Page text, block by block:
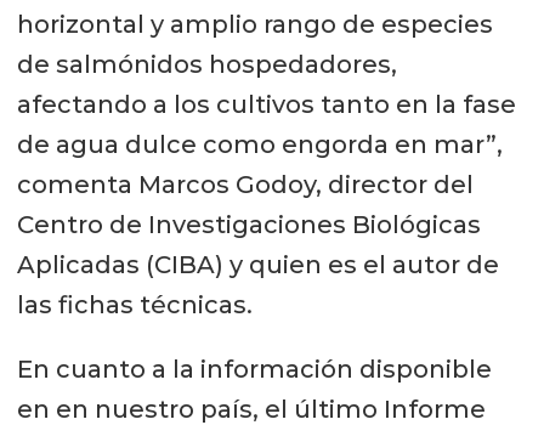
horizontal y amplio rango de especies
de salmónidos hospedadores,
afectando a los cultivos tanto en la fase
de agua dulce como engorda en mar”,
comenta Marcos Godoy, director del
Centro de Investigaciones Biológicas
Aplicadas (CIBA) y quien es el autor de
las fichas técnicas.
En cuanto a la información disponible
en en nuestro país, el último Informe